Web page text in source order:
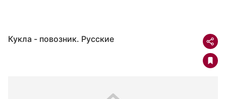
Кукла - повозник. Русские